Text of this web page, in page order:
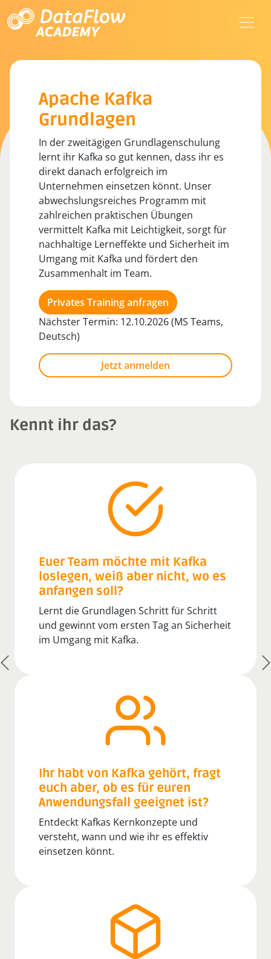
Apache Kafka
Grundlagen
In der zweitägigen Grundlagenschulung
lernt ihr Kafka so gut kennen, dass ihr es
direkt danach erfolgreich im
Unternehmen einsetzen könnt. Unser
abwechslungsreiches Programm mit
zahlreichen praktischen Übungen
vermittelt Kafka mit Leichtigkeit, sorgt für
nachhaltige Lerneffekte und Sicherheit im
Umgang mit Kafka und fördert den
Zusammenhalt im Team.
Privates Training anfragen
Nächster Termin: 12.10.2026 (MS Teams,
Deutsch)
Jetzt anmelden
Kennt ihr das?
Euer Team möchte mit Kafka
loslegen, weiß aber nicht, wo es
anfangen soll?
Lernt die Grundlagen Schritt für Schritt
und gewinnt vom ersten Tag an Sicherheit
im Umgang mit Kafka.
Ihr habt von Kafka gehört, fragt
euch aber, ob es für euren
Anwendungsfall geeignet ist?
Entdeckt Kafkas Kernkonzepte und
versteht, wann und wie ihr es effektiv
einsetzen könnt.